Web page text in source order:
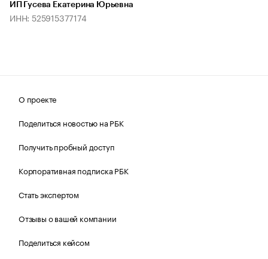
ИП Гусева Екатерина Юрьевна
ИНН: 525915377174
О проекте
Поделиться новостью на РБК
Получить пробный доступ
Корпоративная подписка РБК
Стать экспертом
Отзывы о вашей компании
Поделиться кейсом